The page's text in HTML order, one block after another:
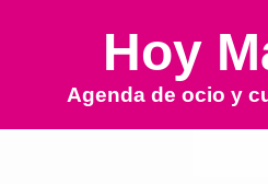
Hoy
Agenda de ocio y